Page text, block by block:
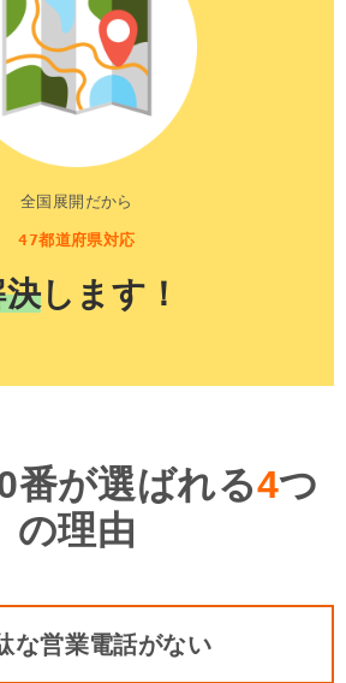
全国展開だから
47都道府県対応
します！
番が選ばれる4つ
の理由
な営業電話がない